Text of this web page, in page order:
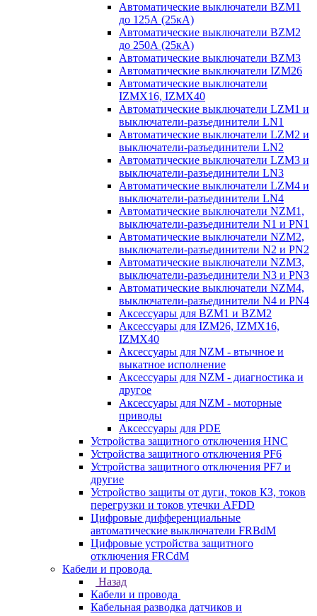
Автоматические выключатели BZM1
до 125А (25кА)
Автоматические выключатели BZM2
до 250А (25кА)
Автоматические выключатели BZM3
Автоматические выключатели IZM26
Автоматические выключатели
IZMX16, IZMX40
Автоматические выключатели LZM1 и
выключатели-разъединители LN1
Автоматические выключатели LZM2 и
выключатели-разъединители LN2
Автоматические выключатели LZM3 и
выключатели-разъединители LN3
Автоматические выключатели LZM4 и
выключатели-разъединители LN4
Автоматические выключатели NZM1,
выключатели-разъединители N1 и PN1
Автоматические выключатели NZM2,
выключатели-разъединители N2 и PN2
Автоматические выключатели NZM3,
выключатели-разъединители N3 и PN3
Автоматические выключатели NZM4,
выключатели-разъединители N4 и PN4
Аксессуары для BZM1 и BZM2
Аксессуары для IZM26, IZMX16,
IZMX40
Аксессуары для NZM - втычное и
выкатное исполнение
Аксессуары для NZM - диагностика и
другое
Аксессуары для NZM - моторные
приводы
Аксессуары для PDE
Устройства защитного отключения HNC
Устройства защитного отключения PF6
Устройства защитного отключения PF7 и
другие
Устройство защиты от дуги, токов КЗ, токов
перегрузки и токов утечки AFDD
Цифровые дифференциальные
автоматические выключатели FRBdM
Цифровые устройства защитного
отключения FRCdM
Кабели и провода
Назад
Кабели и провода
Кабельная разводка датчиков и